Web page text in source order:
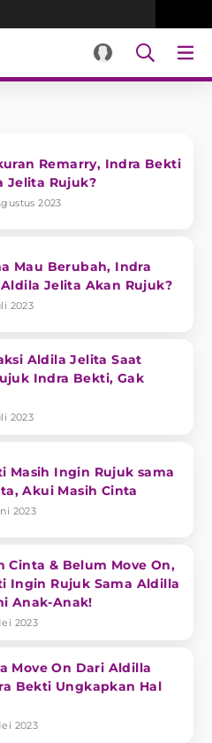
Remarry, Indra Bekti
Jelita Rujuk?
2023
Mau Berubah, Indra
Jelita Akan Rujuk?
2023
Aldila Jelita Saat
Indra Bekti, Gak
2023
Masih Ingin Rujuk sama
Akui Masih Cinta
2023
Cinta & Belum Move On,
Ingin Rujuk Sama Aldilla
Anak-Anak!
2023
Move On Dari Aldilla
Bekti Ungkapkan Hal
2023